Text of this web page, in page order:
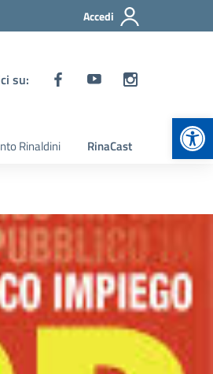
Accedi
su:
Rinaldini RinaCast